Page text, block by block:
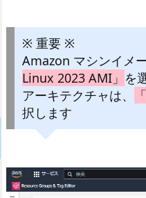
※ 重要 ※
Amazon マシンイメ
Linux 2023 AMI」 を
アーキテクチャは、
択します